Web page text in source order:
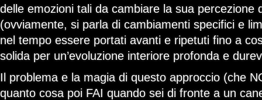
delle emozioni tali da cambiare la sua percezione
(ovviamente, si parla di cambiamenti specifici e
nel tempo essere portati avanti e ripetuti fino a
solida per un’evoluzione interiore profonda e
Il problema e la magia di questo approccio (che
quanto cosa poi FAI quando sei di fronte a un